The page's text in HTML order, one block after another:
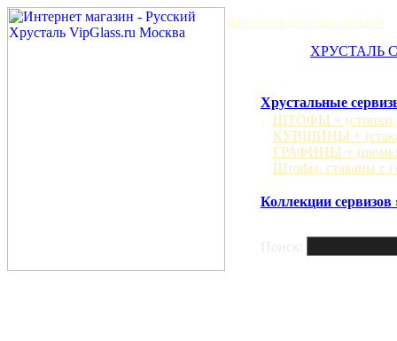
БЕСПЛАТНАЯ ДОСТАВКА МОСКВА ?
ХРУСТАЛЬ
Хрустальные
ШТОФЫ + (стопки,
КУВШИНЫ +
ГРАФИНЫ +
Штофы, стаканы с
Коллекции сервизов